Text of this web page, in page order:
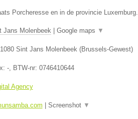
Porcheresse en in de provincie Luxemburg.
Jans Molenbeek| Google maps ▼
1080 Sint Jans Molenbeek(Brussels-Gewest)
-, BTW-nr: 0746410644
Agency
Screenshot ▼